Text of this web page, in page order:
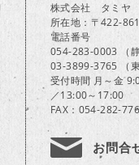
株式会社 タミヤ
所在地：〒422-
電話番号
054-283-0003 （静
03-3899-3765 （
受付時間 月～金
／13:00～17:00
FAX：054-282-
お問合